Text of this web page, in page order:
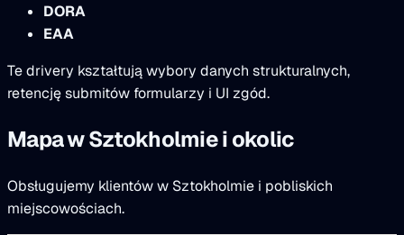
DORA
EAA
Te drivery kształtują wybory danych strukturalnych,
retencję submitów formularzy i UI zgód.
Mapa w Sztokholmie i okolic
Obsługujemy klientów w Sztokholmie i pobliskich
miejscowościach.